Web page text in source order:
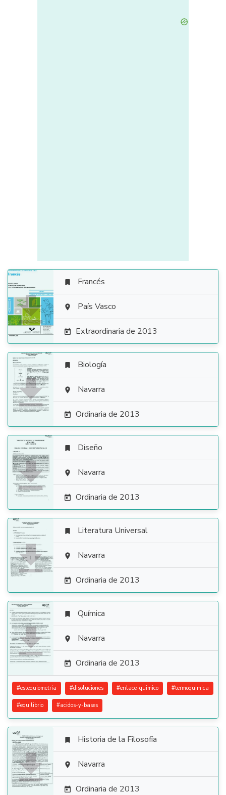

 Francés
 País Vasco
 Extraordinaria de 2013

 Biología
 Navarra
 Ordinaria de 2013

 Diseño
 Navarra
 Ordinaria de 2013

 Literatura Universal
 Navarra
 Ordinaria de 2013

 Química
 Navarra
 Ordinaria de 2013
#estequiometria #disoluciones #enlace-quimico #termoquimica
#equilibrio #acidos-y-bases

 Historia de la Filosofía
 Navarra
 Ordinaria de 2013